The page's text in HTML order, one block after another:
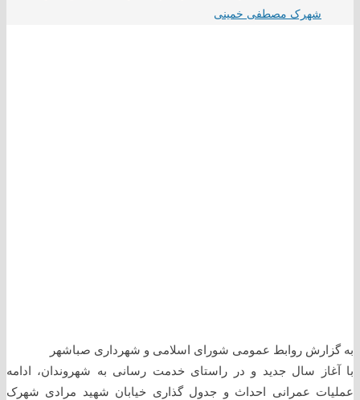
شهرک مصطفی خمینی
به گزارش روابط عمومی شورای اسلامی و شهرداری صباشهر
با آغاز سال جدید و در راستای خدمت رسانی به شهروندان، ادامه
عملیات عمرانی احداث و جدول گذاری خیابان شهید مرادی شهرک